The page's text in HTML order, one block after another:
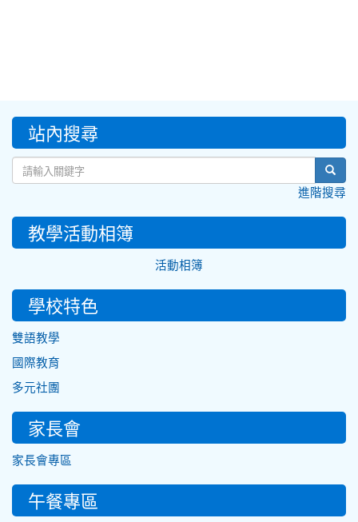
::: 站內搜尋
進階搜尋
教學活動相簿
活動相簿
學校特色
雙語教學
國際教育
多元社團
家長會
家長會專區
午餐專區